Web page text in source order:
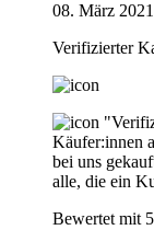
08. März 2021
Verifizierter
Käufer:innen
bei uns
alle, die ein
Bewertet mit